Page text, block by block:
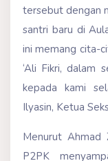
tersebut dengan
santri baru di
ini memang cita-
‘Ali Fikri, dalam
kepada kami
Ilyasin, Ketua
Menurut Ahmad
P2PK